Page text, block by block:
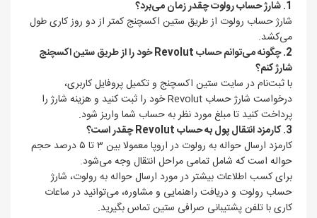
1. شارژ حساب رولوت چقدر زمان می‌برد؟
شارژ حساب رولوت از طریق ستین اکسچنج کمتر از دو روز کاری طول
می‌کشد.
2. چگونه می‌توانم حساب Revolut خود را از طریق ستین اکسچنج
شارژ کنم؟
با ثبت‌نام در سایت ستین اکسچنج و تکمیل پروفایل کاربری،
درخواست شارژ حساب Revolut خود را ثبت کنید و هزینه شارژ را
پرداخت کنید تا مبلغ مورد نظر به حساب شما واریز شود.
3. کارمزد انتقال پول به حساب Revolut چقدر است؟
کارمزد ارسال حواله به رولوت در اروپا معمولا بین ۳ تا ۵ درصد حجم
حواله است که شامل تمامی مراحل انتقال وجه می‌شود.
برای کسب اطلاعات بیشتر در مورد ارسال حواله به رولوت، شارژ
حساب رولوت و دریافت راهنمایی و مشاوره، می‌توانید در ساعات
کاری با تلفن پشتیبانی صرافی ستین تماس بگیرید.